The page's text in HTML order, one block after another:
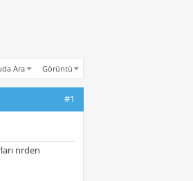
Ara Görüntü
#1
nrden